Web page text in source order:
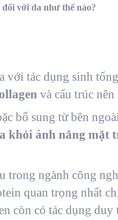
với da như thế nào?
với tác dụng sinh
và cấu trúc nên
bổ sung từ bên
khỏi ánh nắng mặt
ngành công
quan trọng nhất
còn có tác dụng